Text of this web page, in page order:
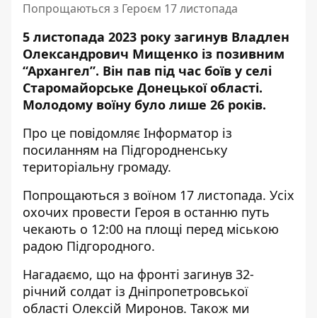
Попрощаються з Героєм 17 листопада
5 листопада 2023 року загинув Владлен
Олександрович Мищенко із позивним
“Архангел”. Він пав під час боїв у селі
Старомайорське Донецької області.
Молодому воїну було лише 26 років.
Про це повідомляє Інформатор із
посиланням на Підгородненську
територіальну громаду.
Попрощаються з воїном 17 листопада. Усіх
охочих провести Героя в останню путь
чекають о 12:00 на площі перед міською
радою Підгородного.
Нагадаємо, що на фронті загинув 32-
річний солдат із Дніпропетровської
області Олексій Миронов. Також ми